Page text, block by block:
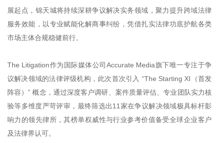
展起点，锦天城将持续深耕争议解决实务领域，聚力提升跨域法律
服务效能，以专业赋能化解商事纠纷，凭借扎实法律功底护航各类
市场主体合规稳健前行。
The Litigation作为国际媒体公司Accurate Media旗下唯一专注于争
议解决领域的法律评级机构，此次首次引入 “The Starting XI（首发
阵容）” 概念，通过深度客户调研、案件质量评估、专业团队实力核
验等多维度严苛评审，最终筛选出11家在争议解决领域极具标杆影
响力的领先律所，其榜单权威性与行业参考价值备受全球企业客户
及法律界认可。